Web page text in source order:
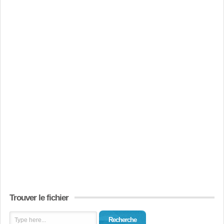
Trouver le fichier
Recherche